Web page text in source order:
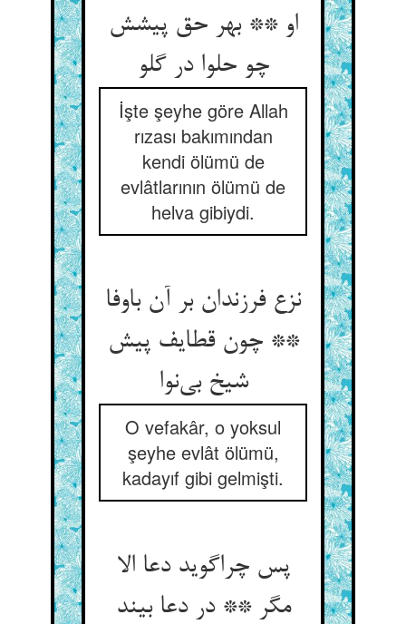
او ** بهر حق پیشش
چو حلوا در گلو
İşte şeyhe göre Allah
rızası bakımından
kendi ölümü de
evlâtlarının ölümü de
helva gibiydi.
نزع فرزندان بر آن باوفا
** چون قطایف پیش
شیخ بی‌نوا
O vefakâr, o yoksul
şeyhe evlât ölümü,
kadayıf gibi gelmişti.
پس چراگوید دعا الا
مگر ** در دعا بیند